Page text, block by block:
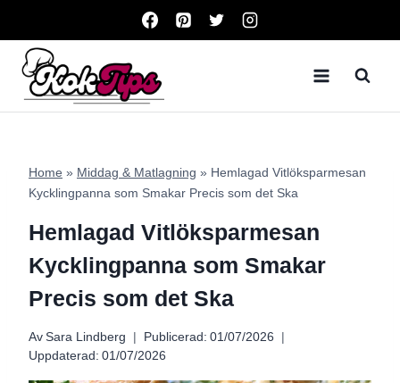
content
Home » Middag & Matlagning » Hemlagad Vitlöksparmesan
Kycklingpanna som Smakar Precis som det Ska
Hemlagad Vitlöksparmesan
Kycklingpanna som Smakar
Precis som det Ska
Av Sara Lindberg Publicerad: 01/07/2026
Uppdaterad: 01/07/2026